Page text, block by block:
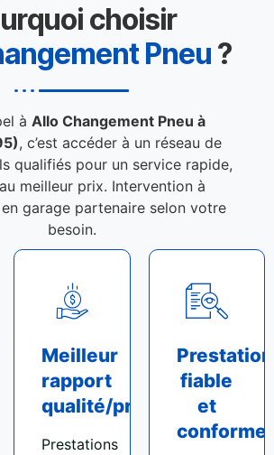
choisir
Pneu ?
à Allo Changement Pneu à
, c’est accéder à un réseau de
qualifiés pour un service rapide,
meilleur prix. Intervention à
garage partenaire selon votre
besoin.
Meilleur
rapport
qualité/prix
Prestations
Prestation
fiable
et
conforme